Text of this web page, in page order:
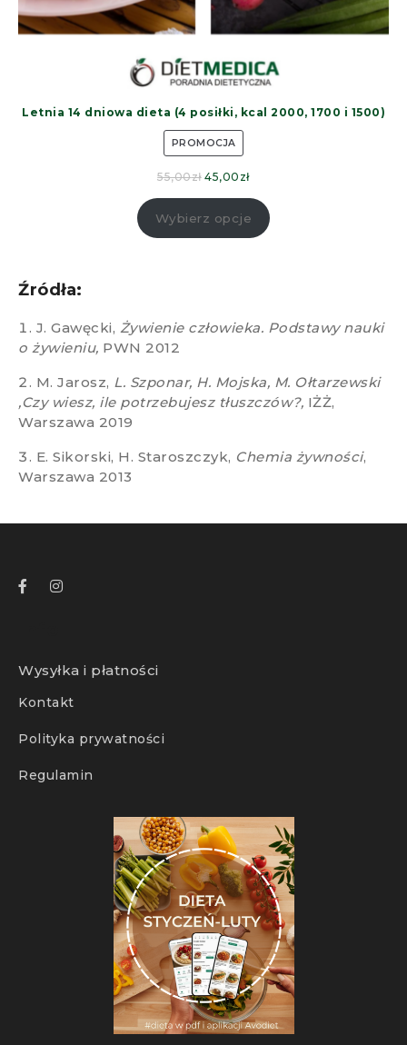
Letnia 14 dniowa dieta (4 posiłki, kcal 2000, 1700 i 1500)
PROMOCJA
55,00zł 45,00 zł
Wybierz opcje
Źródła:
J. Gawęcki, Żywienie człowieka. Podstawy nauki
o żywieniu, PWN 2012
M. Jarosz, L. Szponar, H. Mojska, M. Ołtarzewski
,Czy wiesz, ile potrzebujesz tłuszczów?, IŻŻ,
Warszawa 2019
E. Sikorski, H. Staroszczyk, Chemia żywności,
Warszawa 2013
Wysyłka i płatności
Kontakt
Polityka prywatności
Regulamin